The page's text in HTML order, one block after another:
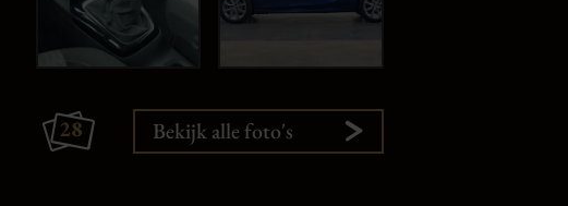
28 Bekijk alle foto's